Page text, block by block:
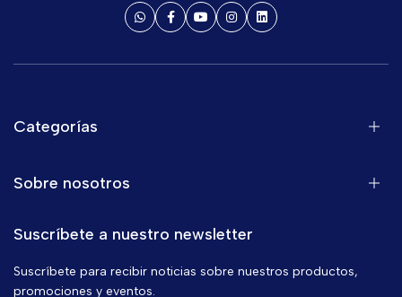
Categorías
Sobre nosotros
Suscríbete a nuestro newsletter
Suscríbete para recibir noticias sobre nuestros productos,
promociones y eventos.